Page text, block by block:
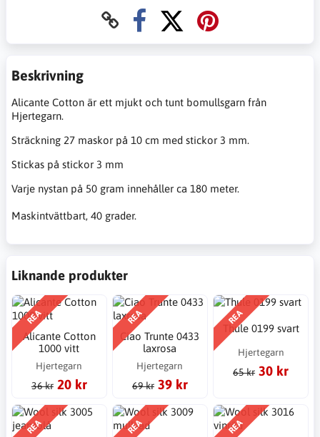
Beskrivning
Alicante Cotton är ett mjukt och tunt bomullsgarn från
Hjertegarn.
Sträckning 27 maskor på 10 cm med stickor 3 mm.
Stickas på stickor 3 mm
Varje nystan på 50 gram innehåller ca 180 meter.
Maskintvättbart, 40 grader.
Liknande produkter
REA
Alicante Cotton
1000 vitt
Hjertegarn
36 kr 20 kr
REA
Ciao Trunte 0433
laxrosa
Hjertegarn
69 kr 39 kr
REA
Thule 0199 svart
Hjertegarn
65 kr 30 kr
REA REA REA